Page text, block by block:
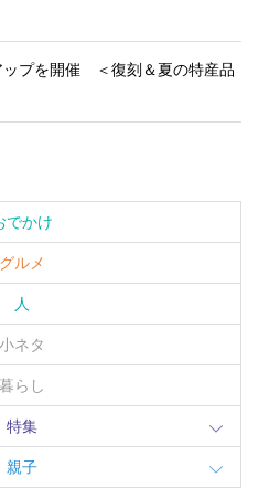
ップを開催 ＜復刻＆夏の特産品
でかけ
グルメ
人
小ネタ
暮らし
特集
親子